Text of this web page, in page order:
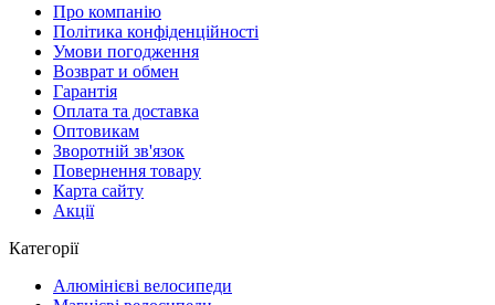
Про компанію
Політика конфіденційності
Умови погодження
Возврат и обмен
Гарантія
Оплата та доставка
Оптовикам
Зворотній зв'язок
Повернення товару
Карта сайту
Акції
Категорії
Алюмінієві велосипеди